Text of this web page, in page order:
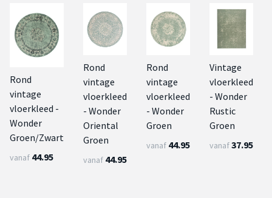
Rond
vintage
vloerkleed -
Wonder
Groen/Zwart
vanaf 44.95
Rond
vintage
vloerkleed
- Wonder
Oriental
Groen
vanaf 44.95
Rond
vintage
vloerkleed
- Wonder
Groen
vanaf 44.95
Vintage
vloerkleed
- Wonder
Rustic
Groen
vanaf37.95